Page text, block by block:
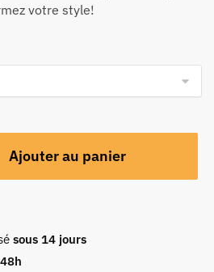
votre style!
Ajouter au panier
sous 14 jours